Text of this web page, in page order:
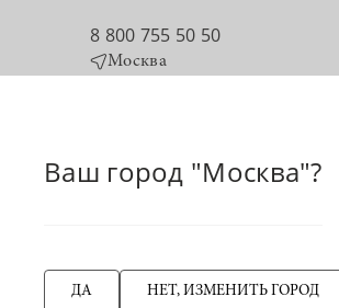
8 800 755 50 50
Москва
КАТАЛОГ
НАЗАД Главная страница
Ваш город "Москва"?
ДА НЕТ, ИЗМЕНИТЬ ГОРОД